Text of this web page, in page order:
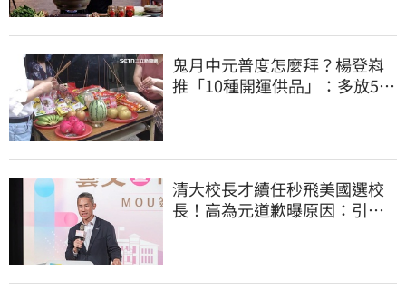
鬼月中元普度怎麼拜？楊登嵙
推「10種開運供品」：多放5顆
清大校長才續任秒飛美國選校
長！高為元道歉曝原因：引起